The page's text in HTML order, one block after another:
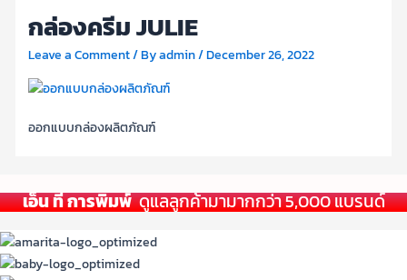
กล่องครีม JULIE
Leave a Comment/ Byadmin/December 26, 2022
ออกแบบกล่องผลิตภัณฑ์
เอ็น ที การพิมพ์ดูแลลูกค้ามามากกว่า 5,000 แบรนด์